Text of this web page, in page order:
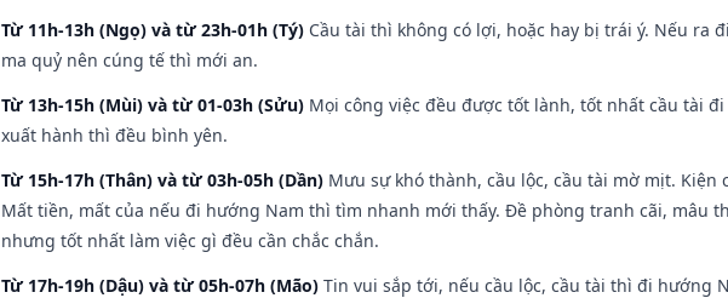
Từ 11h-13h (Ngọ) và từ 23h-01h (Tý) Cầu tài thì không có lợi, hoặc hay bị trái ý. Nếu
ma quỷ nên cúng tế thì mới an.
Từ 13h-15h (Mùi) và từ 01-03h (Sửu) Mọi công việc đều được tốt lành, tốt nhất cầu tài
xuất hành thì đều bình yên.
Từ 15h-17h (Thân) và từ 03h-05h (Dần) Mưu sự khó thành, cầu lộc, cầu tài mờ mịt.
Mất tiền, mất của nếu đi hướng Nam thì tìm nhanh mới thấy. Đề phòng tranh cãi, mâu
nhưng tốt nhất làm việc gì đều cần chắc chắn.
Từ 17h-19h (Dậu) và từ 05h-07h (Mão) Tin vui sắp tới, nếu cầu lộc, cầu tài thì đi hướng